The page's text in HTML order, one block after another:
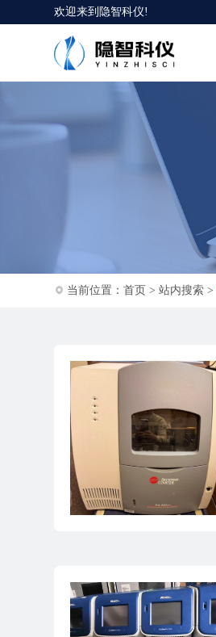
欢迎来到 隐智科仪!
当前位置： 首页 > 站内搜索>